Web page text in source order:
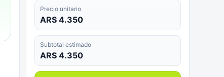
Precio unitario
ARS 4.350
Subtotal estimado
ARS 4.350